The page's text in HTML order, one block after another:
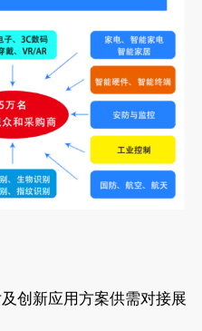
创新应用方案供需对接展